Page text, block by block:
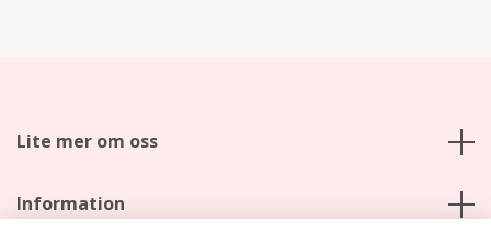
Lite mer om oss
Information